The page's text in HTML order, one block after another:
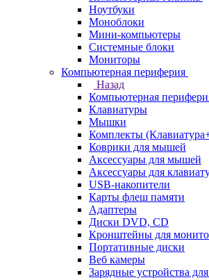
Ноутбуки
Моноблоки
Мини-компьютеры
Системные блоки
Мониторы
Компьютерная периферия
Назад
Компьютерная
Клавиатуры
Мышки
Комплекты
Коврики для мышей
Аксессуары для мышей
Аксессуары для
USB-накопители
Карты флеш памяти
Адаптеры
Диски DVD, CD
Кронштейны для
Портативные диски
Веб камеры
Зарядные устройства